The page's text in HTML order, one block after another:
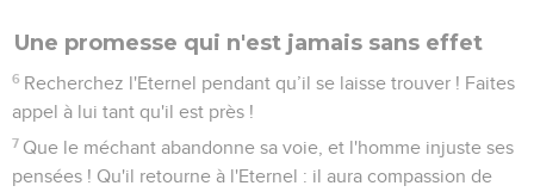
Une promesse qui n'est jamais sans effet
6 Recherchez l'Eternel pendant qu’il se laisse trouver ! Faites
appel à lui tant qu'il est près !
7 Que le méchant abandonne sa voie, et l'homme injuste ses
pensées ! Qu'il retourne à l'Eternel : il aura compassion de